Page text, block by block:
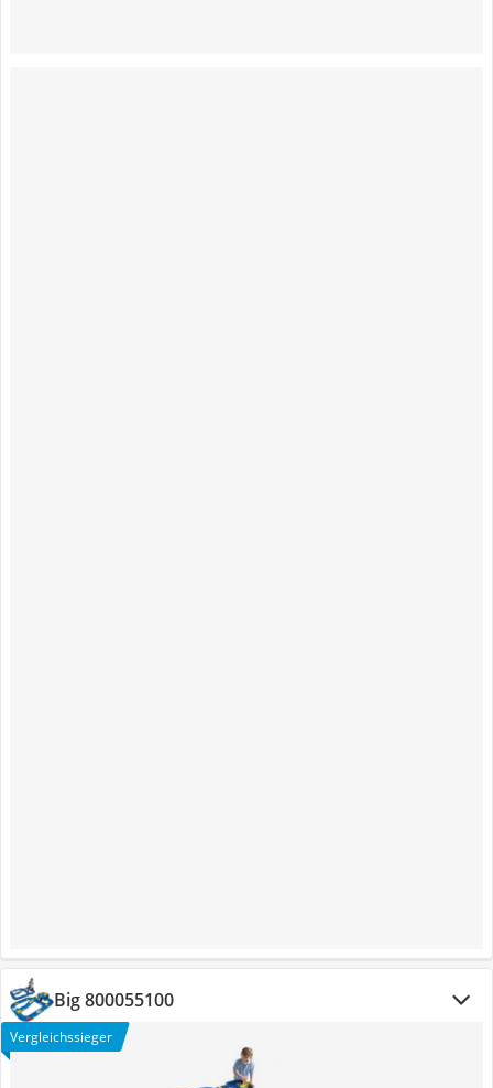
Big 800055100
Vergleichssieger